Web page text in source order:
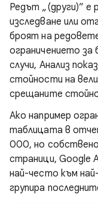
Редът „(други)” е
изследване или
броят на
ограничението
случи, Анализ
стойности на
срещаните
Ако например
таблицата в
000, но
страници, Google
най-често към
групира